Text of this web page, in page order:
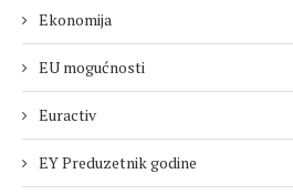
Ekonomija
EU mogućnosti
Euractiv
EY Preduzetnik godine